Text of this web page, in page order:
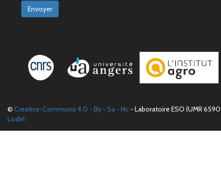
Envoyer
© Creative-Commons 4.0 - By - Sa - Nc - Laboratoire ESO (UMR
Lodel